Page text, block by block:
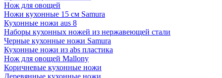
Нож для овощей
Ножи кухонные 15 см Samura
Кухонные ножи aus 8
Наборы кухонных ножей из нержавеющей стали
Черные кухонные ножи Samura
Кухонные ножи из abs пластика
Нож для овощей Mallony
Коричневые кухонные ножи
Деревянные кухонные ножи